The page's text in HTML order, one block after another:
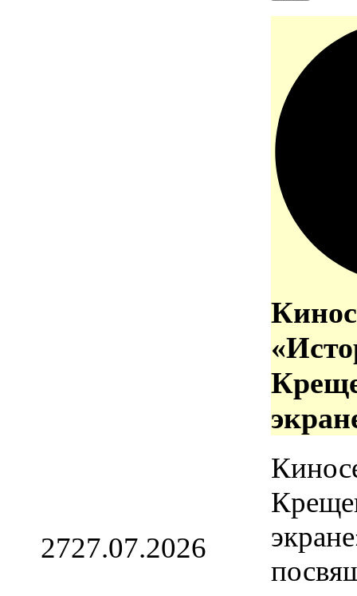
2727.07.2026